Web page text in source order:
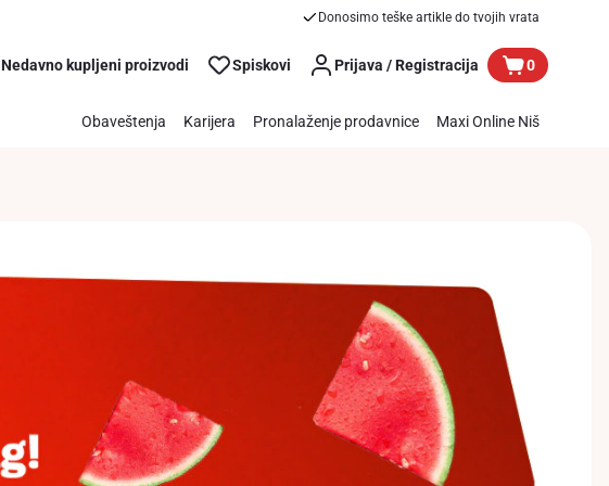
Donosimo teške artikle do tvojih vrata
Nedavno kupljeni proizvodi Spiskovi Prijava / Registracija 0
Obaveštenja Karijera Pronalaženje prodavnice Maxi Online Niš